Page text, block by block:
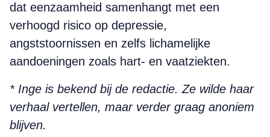
dat eenzaamheid samenhangt met een
verhoogd risico op depressie,
angststoornissen en zelfs lichamelijke
aandoeningen zoals hart- en vaatziekten.
* Inge is bekend bij de redactie. Ze wilde haar
verhaal vertellen, maar verder graag anoniem
blijven.